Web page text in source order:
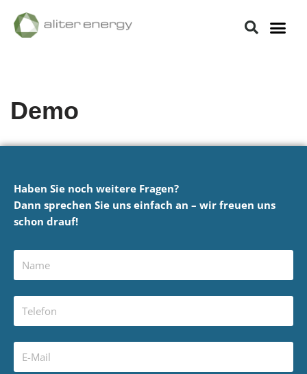
Zum
Demo
Haben Sie noch weitere Fragen?
Dann sprechen Sie uns einfach an – wir freuen uns
schon drauf!